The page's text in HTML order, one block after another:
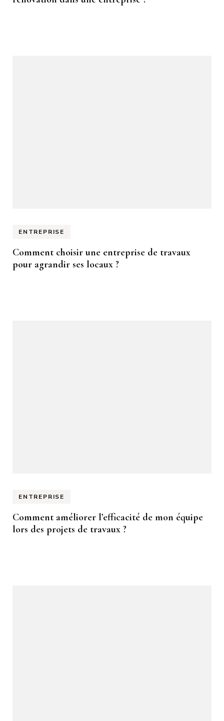
ENTREPRISE
Comment choisir une entreprise de travaux
pour agrandir ses locaux ?
ENTREPRISE
Comment améliorer l’efficacité de mon équipe
lors des projets de travaux ?